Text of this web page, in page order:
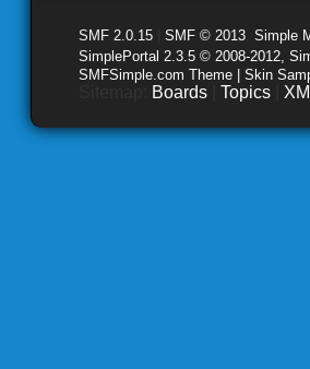
SMF 2.0.15 SMF © 2013 Simple
SimplePortal 2.3.5 © 2008-2012,
SMFSimple.com Theme | Skin
Boards Topics